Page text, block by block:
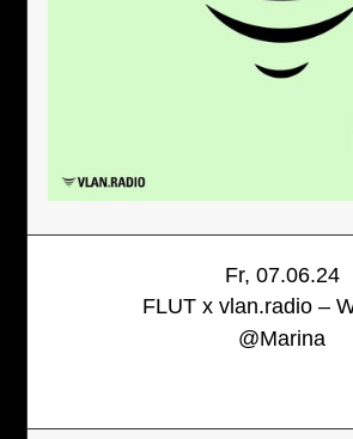
Fr, 07.06.24
FLUT x vlan.radio –
@Marina